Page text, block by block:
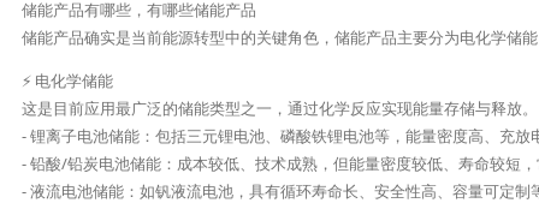
储能产品有哪些，有哪些储能产品
储能产品确实是当前能源转型中的关键角色，储能产品主要分为电化学储
⚡ 电化学储能
这是目前应用最广泛的储能类型之一，通过化学反应实现能量存储与释放。
- 锂离子电池储能：包括三元锂电池、磷酸铁锂电池等，能量密度高、充
- 铅酸/铅炭电池储能：成本较低、技术成熟，但能量密度较低、寿命较短
- 液流电池储能：如钒液流电池，具有循环寿命长、安全性高、容量可定